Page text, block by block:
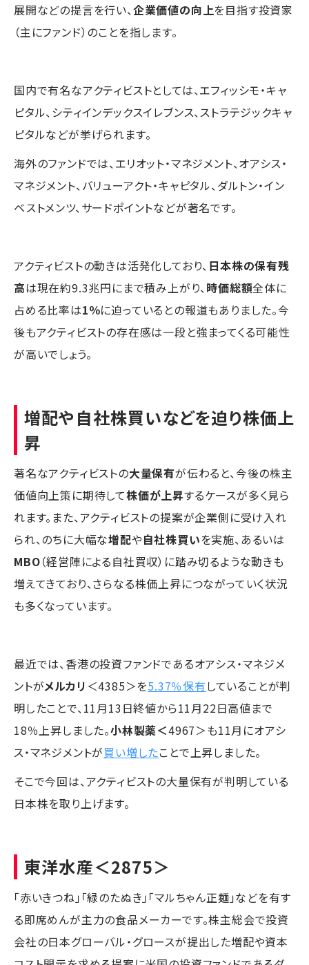
展開などの提言を行い、企業価値の向上を目指す投資家
（主にファンド）のことを指します。
国内で有名なアクティビストとしては、エフィッシモ・キャ
ピタル、シティインデックスイレブンス、ストラテジックキャ
ピタルなどが挙げられます。
海外のファンドでは、エリオット・マネジメント、オアシス・
マネジメント、バリューアクト・キャピタル、ダルトン・イン
ベストメンツ、サードポイントなどが著名です。
アクティビストの動きは活発化しており、 日本株の保有残
高は現在約9.3兆円にまで積み上がり、時価総額全体に
占める比率は1％に迫っているとの報道もありました。今
後もアクティビストの存在感は一段と強まってくる可能性
が高いでしょう。
増配や自社株買いなどを迫り株価上
昇
著名なアクティビストの大量保有が伝わると、今後の株主
価値向上策に期待して株価が上昇するケースが多く見ら
れます。また、アクティビストの提案が企業側に受け入れ
られ、のちに大幅な増配や自社株買いを実施、あるいは
MBO（経営陣による自社買収）に踏み切るような動きも
増えてきており、さらなる株価上昇につながっていく状況
も多くなっています。
最近では、香港の投資ファンドであるオアシス・マネジメ
ントがメルカリ ＜4385＞を5.37％保有していることが判
明したことで、11月13日終値から11月22日高値まで
18％上昇しました。小林製薬＜4967＞も11月にオアシ
ス・マネジメントが買い増したことで上昇しました。
そこで今回は、アクティビストの大量保有が判明している
日本株を取り上げます。
東洋水産＜2875＞
「赤いきつね」「緑のたぬき」「マルちゃん正麺」などを有す
る即席めんが主力の食品メーカーです。株主総会で投資
会社の日本グローバル・グロースが提出した増配や資本